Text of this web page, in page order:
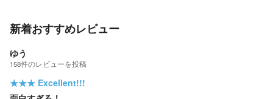
新着おすすめレビュー
ゆう
158件のレビューを投稿
★★★ Excellent!!!